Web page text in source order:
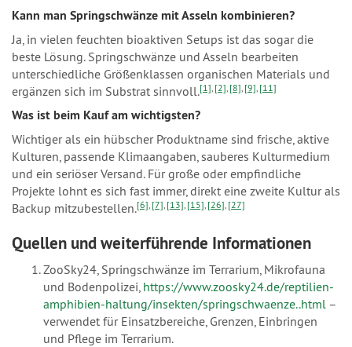
Kann man Springschwänze mit Asseln kombinieren?
Ja, in vielen feuchten bioaktiven Setups ist das sogar die
beste Lösung. Springschwänze und Asseln bearbeiten
unterschiedliche Größenklassen organischen Materials und
ergänzen sich im Substrat sinnvoll.[1], [2], [8], [9], [11]
Was ist beim Kauf am wichtigsten?
Wichtiger als ein hübscher Produktname sind frische, aktive
Kulturen, passende Klimaangaben, sauberes Kulturmedium
und ein seriöser Versand. Für große oder empfindliche
Projekte lohnt es sich fast immer, direkt eine zweite Kultur als
Backup mitzubestellen.[6], [7], [13], [15], [26], [27]
Quellen und weiterführende Informationen
ZooSky24, Springschwänze im Terrarium, Mikrofauna
und Bodenpolizei, https://www.zoosky24.de/reptilien-
amphibien-haltung/insekten/springschwaenze..html –
verwendet für Einsatzbereiche, Grenzen, Einbringen
und Pflege im Terrarium.